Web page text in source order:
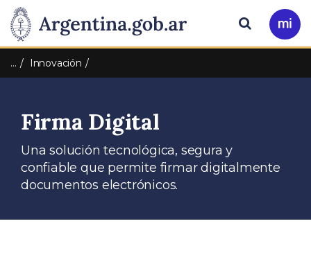
Presidencia
de
Nación
Pasar al contenido principal
Ir
a
Buscar
… Innovación
Firma Digital
Una solución tecnológica, segura y
confiable que permite firmar digitalmente
documentos electrónicos.